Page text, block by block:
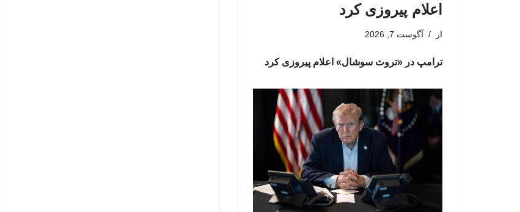
اعلام پیروزی کرد
از آگوست 7, 2026
ترامپ در «تروث سوشال» اعلام پیروزی کرد